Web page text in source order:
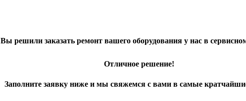
Вы решили заказать ремонт вашего оборудования у нас в
Отличное решение!
Заполните заявку ниже и мы свяжемся с вами в самые